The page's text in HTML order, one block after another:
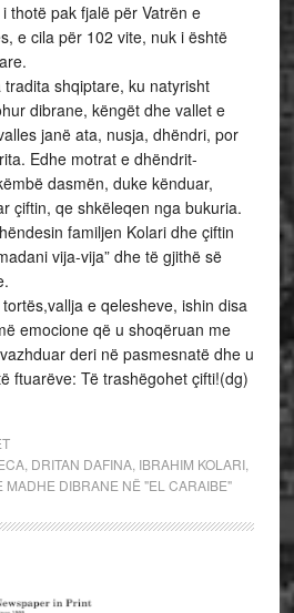
thotë pak fjalë për Vatrën e
e cila për 102 vite, nuk i është
shqiptare, ku natyrisht
dibrane, këngët dhe vallet e
janë ata, nusja, dhëndri, por
Edhe motrat e dhëndrit-
dasmën, duke kënduar,
çiftin, qe shkëleqen nga bukuria.
familjen Kolari dhe çiftin
vija-vija” dhe të gjithë së
e qelesheve, ishin disa
emocione që u shoqëruan me
deri në pasmesnatë dhe u
ftuarëve: Të trashëgohet çifti!(dg)
, DRITAN DAFINA, IBRAHIM KOLARI,
MADHE DIBRANE NË "EL CARAIBE"